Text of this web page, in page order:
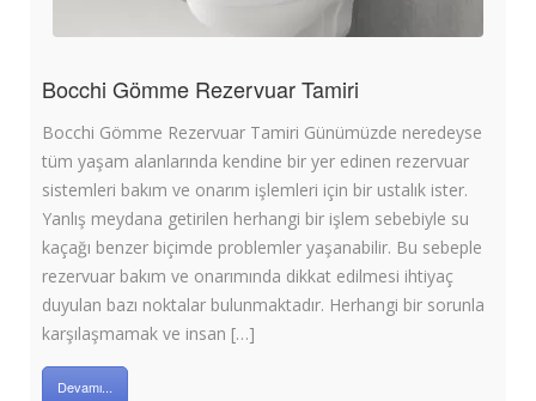
Bocchi Gömme Rezervuar Tamiri
Bocchi Gömme Rezervuar Tamiri Günümüzde neredeyse
tüm yaşam alanlarında kendine bir yer edinen rezervuar
sistemleri bakım ve onarım işlemleri için bir ustalık ister.
Yanlış meydana getirilen herhangi bir işlem sebebiyle su
kaçağı benzer biçimde problemler yaşanabilir. Bu sebeple
rezervuar bakım ve onarımında dikkat edilmesi ihtiyaç
duyulan bazı noktalar bulunmaktadır. Herhangi bir sorunla
karşılaşmamak ve insan […]
Devamı...